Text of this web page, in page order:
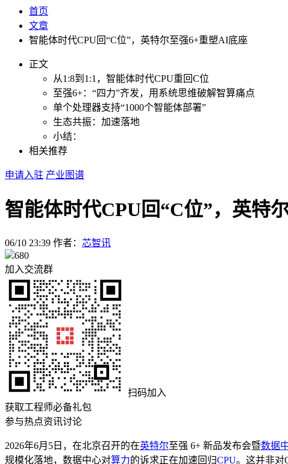
首页
文章
智能体时代CPU回“C位”，英特尔至强6+重塑AI底座
正文
从1:8到1:1，智能体时代CPU重回C位
至强6+：“四力”齐发，用系统思维破解智算痛点
单个处理器支持“1000个智能体部署”
生态共振：加速落地
小结：
相关推荐
申请入驻 产业图谱
智能体时代CPU回“C位”，英特
06/10 23:39 作者： 芯智讯
680
加入交流群
扫码加入
获取工程师必备礼包
参与热点资讯讨论
2026年6月5日，在北京召开的在英特尔至强 6+ 新品发布会暨数据
规模化落地，数据中心对算力的诉求正在加速回归CPU。这并非对